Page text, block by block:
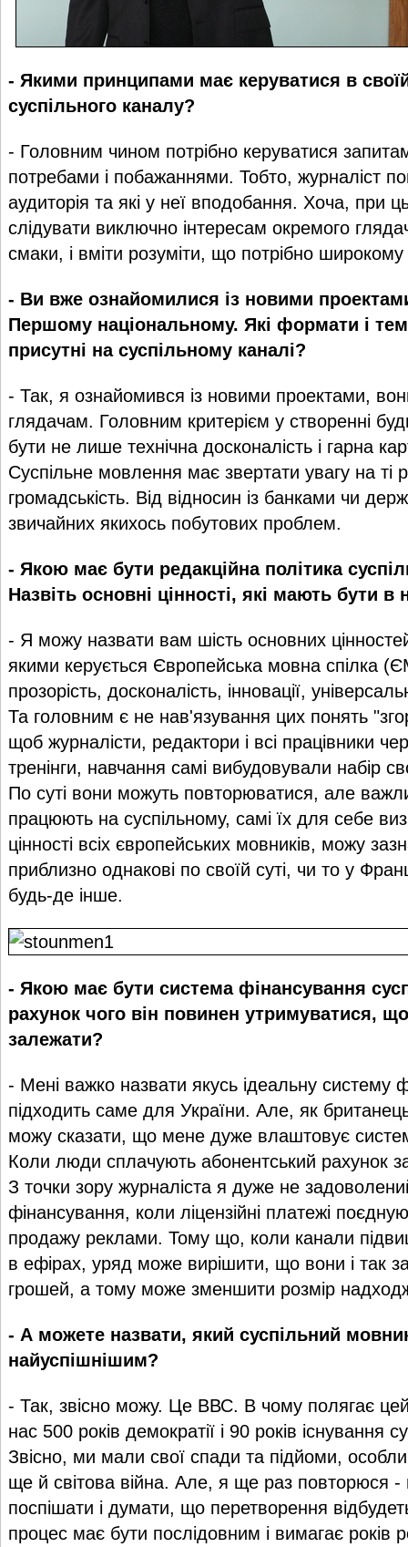
- Якими принципами має керуватися в
суспільного каналу?
- Головним чином потрібно керуватися
потребами і побажаннями. Тобто, журналіст
аудиторія та які у неї вподобання. Хоча, при
слідувати виключно інтересам окремого
смаки, і вміти розуміти, що потрібно широкому
- Ви вже ознайомилися із новими
Першому національному. Які формати і
присутні на суспільному каналі?
- Так, я ознайомився із новими проектами, вони
глядачам. Головним критерієм у створенні
бути не лише технічна досконалість і гарна
Суспільне мовлення має звертати увагу на ті
громадськість. Від відносин із банками чи
звичайних якихось побутових проблем.
- Якою має бути редакційна політика
Назвіть основні цінності, які мають бути в
- Я можу назвати вам шість основних
якими керується Європейська мовна спілка
прозорість, досконалість, інновації,
Та головним є не нав'язування цих понять
щоб журналісти, редактори і всі працівники
тренінги, навчання самі вибудовували набір
По суті вони можуть повторюватися, але
працюють на суспільному, самі їх для себе
цінності всіх європейських мовників, можу
приблизно однакові по своїй суті, чи то у
будь-де інше.
- Якою має бути система фінансування
рахунок чого він повинен утримуватися,
залежати?
- Мені важко назвати якусь ідеальну систему
підходить саме для України. Але, як
можу сказати, що мене дуже влаштовує
Коли люди сплачують абонентський рахунок
З точки зору журналіста я дуже не
фінансування, коли ліцензійні платежі
продажу реклами. Тому що, коли канали
в ефірах, уряд може вирішити, що вони і так
грошей, а тому може зменшити розмір
- А можете назвати, який суспільний
найуспішнішим?
- Так, звісно можу. Це ВВС. В чому полягає
нас 500 років демократії і 90 років існування
Звісно, ми мали свої спади та підйоми,
ще й світова війна. Але, я ще раз повторюся -
поспішати і думати, що перетворення
процес має бути послідовним і вимагає років